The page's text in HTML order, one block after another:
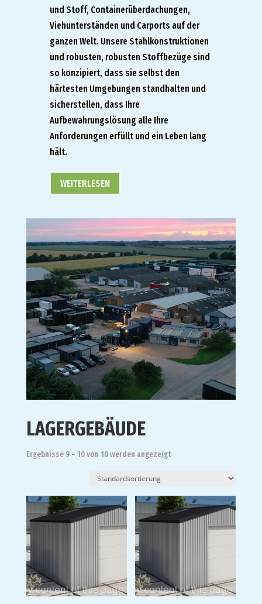
und Stoff, Containerüberdachungen,
Viehunterständen und Carports auf der
ganzen Welt. Unsere Stahlkonstruktionen
und robusten, robusten Stoffbezüge sind
so konzipiert, dass sie selbst den
härtesten Umgebungen standhalten und
sicherstellen, dass Ihre
Aufbewahrungslösung alle Ihre
Anforderungen erfüllt und ein Leben lang
hält.
WEITERLESEN
LAGERGEBÄUDE
Ergebnisse 9 – 10 von 10 werden angezeigt